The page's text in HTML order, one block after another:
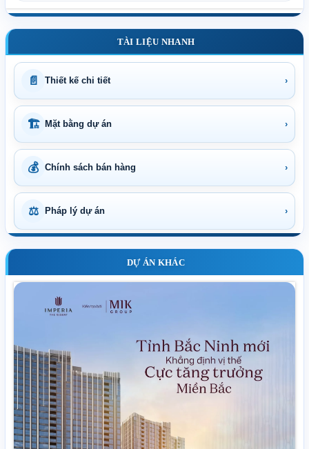
TÀI LIỆU NHANH
📄 Thiết kế chi tiết ›
🏗 Mặt bằng dự án ›
💰 Chính sách bán hàng ›
⚖ Pháp lý dự án ›
DỰ ÁN KHÁC